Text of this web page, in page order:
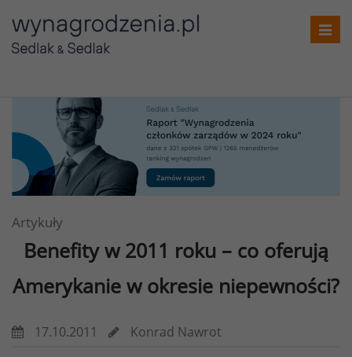
Artykuły
Benefity w 2011 roku – co oferują
Amerykanie w okresie niepewności?
17.10.2011 Konrad Nawrot